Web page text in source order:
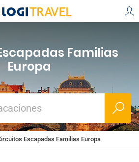
Familias
Europa
Escapadas Familias Europa